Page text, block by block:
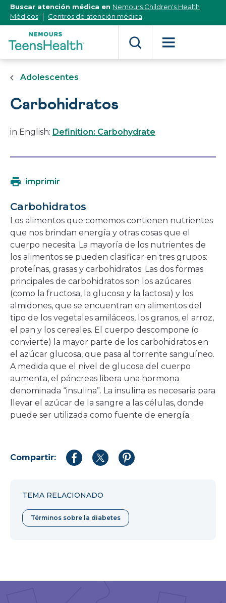
[Skip
Content]
Buscar atención médica en Nemours Children's Health
Médicos
Centros de atención médica
Adolescentes
Carbohidratos
in English: Definition: Carbohydrate
imprimir
Carbohidratos
Los alimentos que comemos contienen nutrientes
que nos brindan energía y otras cosas que el
cuerpo necesita. La mayoría de los nutrientes de
los alimentos se pueden clasificar en tres grupos:
proteínas, grasas y carbohidratos. Las dos formas
principales de carbohidratos son los azúcares
(como la fructosa, la glucosa y la lactosa) y los
almidones, que se encuentran en alimentos del
tipo de los vegetales amiláceos, los granos, el arroz,
el pan y los cereales. El cuerpo descompone (o
convierte) la mayor parte de los carbohidratos en
el azúcar glucosa, que pasa al torrente sanguíneo.
A medida que el nivel de glucosa del cuerpo
aumenta, el páncreas libera una hormona
denominada “insulina”. La insulina es necesaria para
llevar el azúcar de la sangre a las células, donde
puede ser utilizada como fuente de energía.
Compartir:
CompartirCompartirCompartir
TEMA RELACIONADO
Términos sobre la diabetes